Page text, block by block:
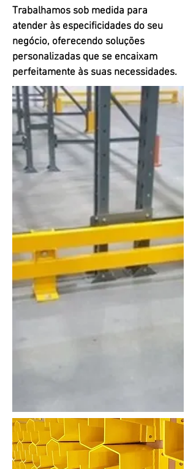
Trabalhamos sob medida para
atender às especificidades do seu
negócio, oferecendo soluções
personalizadas que se encaixam
perfeitamente às suas necessidades.